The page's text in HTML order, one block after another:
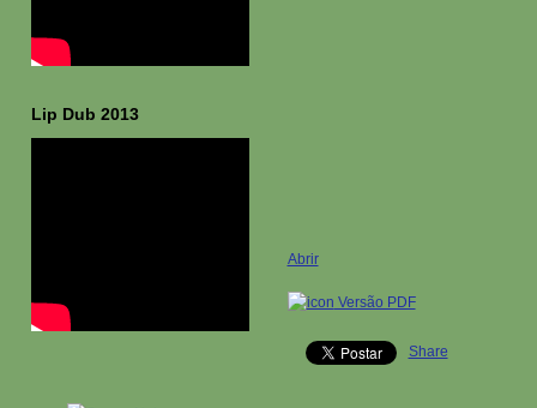
Abrir
Versão PDF
Share
Lip Dub 2013